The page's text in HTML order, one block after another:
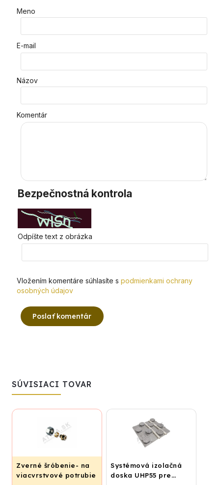
Meno
E-mail
Názov
Komentár
Bezpečnostná kontrola
Odpíšte text z obrázka
Vložením komentáre súhlasíte s podmienkami ochrany
osobných údajov
Poslať komentár
SÚVISIACI TOVAR
Zverné šróbenie- na
viacvrstvové potrubie
Systémová izolačná
doska UHP55 pre